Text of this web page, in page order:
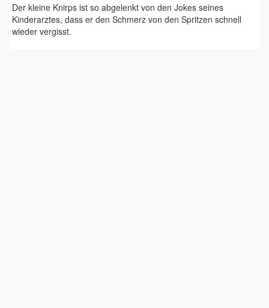
Der kleine Knirps ist so abgelenkt von den Jokes seines
Kinderarztes, dass er den Schmerz von den Spritzen schnell
wieder vergisst.